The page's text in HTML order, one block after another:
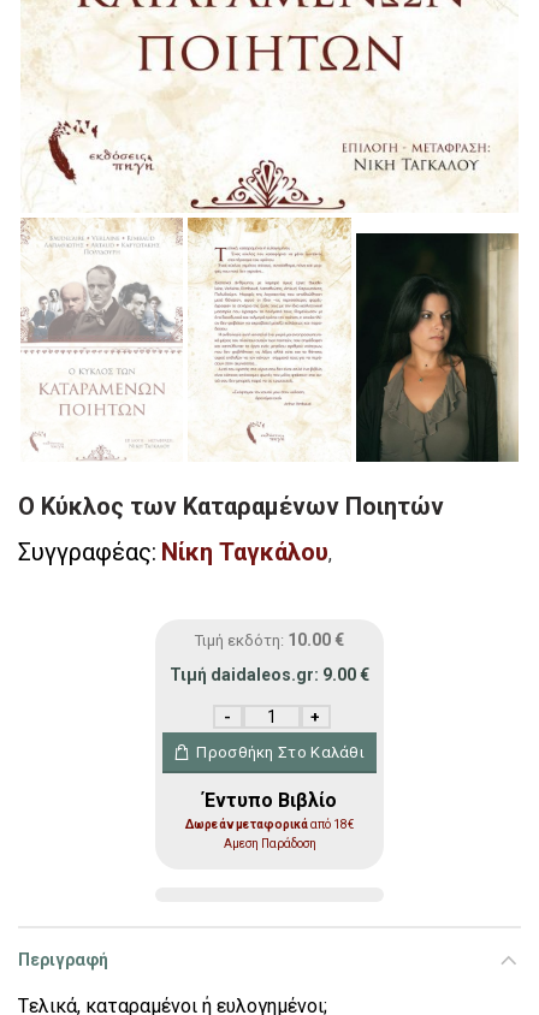
Ο Κύκλος των Καταραμένων Ποιητών
Συγγραφέας: Νίκη Ταγκάλου,
Τιμή εκδότη: 10.00 €
Τιμή daidaleos.gr: 9.00€
Ο Κύκλος των Καταραμένων Ποιητών
Προσθήκη Στο Καλάθι
Έντυπο Βιβλίο
Δωρεάν μεταφορικάαπό 18€
Αμεση Παράδοση
Περιγραφή
Tελικά, καταραμένοι ή ευλογημένοι;